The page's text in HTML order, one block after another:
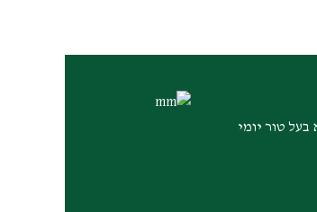
1946, ח' באייר תש"ו) הוא רב ציוני דתי, ממייסדי ישיבת הר עציון ומרצה בולט לתנ"ך. החל משנת 2015 הוא בעל טור יומי